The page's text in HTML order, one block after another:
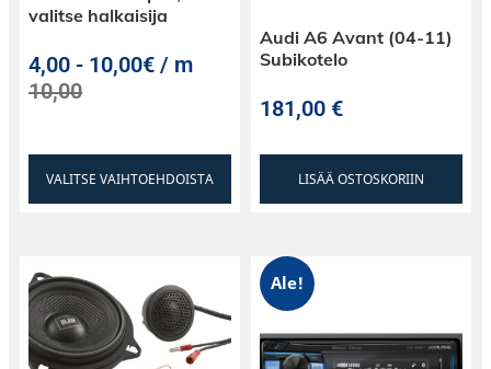
valitse halkaisija
4,00 - 10,00€ / m
10,00
VALITSE VAIHTOEHDOISTA
Audi A6 Avant (04-11)
Subikotelo
181,00€
LISÄÄ OSTOSKORIIN
Ale!